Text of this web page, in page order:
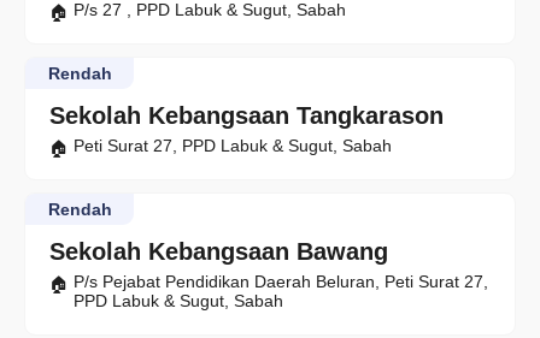
P/s 27 , PPD Labuk & Sugut, Sabah
Sekolah Kebangsaan Tangkarason
Rendah
Peti Surat 27, PPD Labuk & Sugut, Sabah
Sekolah Kebangsaan Bawang
Rendah
P/s Pejabat Pendidikan Daerah Beluran, Peti Surat 27,
PPD Labuk & Sugut, Sabah